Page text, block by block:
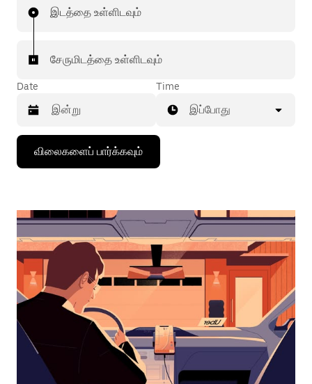
இடத்தை உள்ளிடவும்
சேருமிடத்தை உள்ளிடவும்
Date
கீழ்நோக்கிய
அம்புக்குறியை
அழுத்தி
தேர்ந்தெடுக்கவும்.
மூட
எஸ்கேப்
பொத்தான்
அழுத்தவும்.
Time
இப்போது
விலைகளைப் பார்க்கவும்